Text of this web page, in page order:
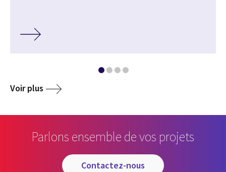
Voir plus
Parlons ensemble de vos projets
contactez-nous